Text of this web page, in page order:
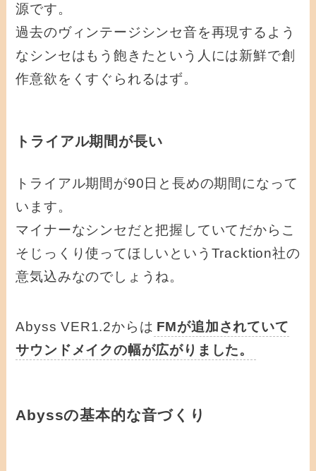
源です。
過去のヴィンテージシンセ音を再現するよう
なシンセはもう飽きたという人には新鮮で創
作意欲をくすぐられるはず。
トライアル期間が長い
トライアル期間が90日と長めの期間になって
います。
マイナーなシンセだと把握していてだからこ
そじっくり使ってほしいというTracktion社の
意気込みなのでしょうね。
Abyss VER1.2からは FMが追加されていて
サウンドメイクの幅が広がりました。
Abyssの基本的な音づくり